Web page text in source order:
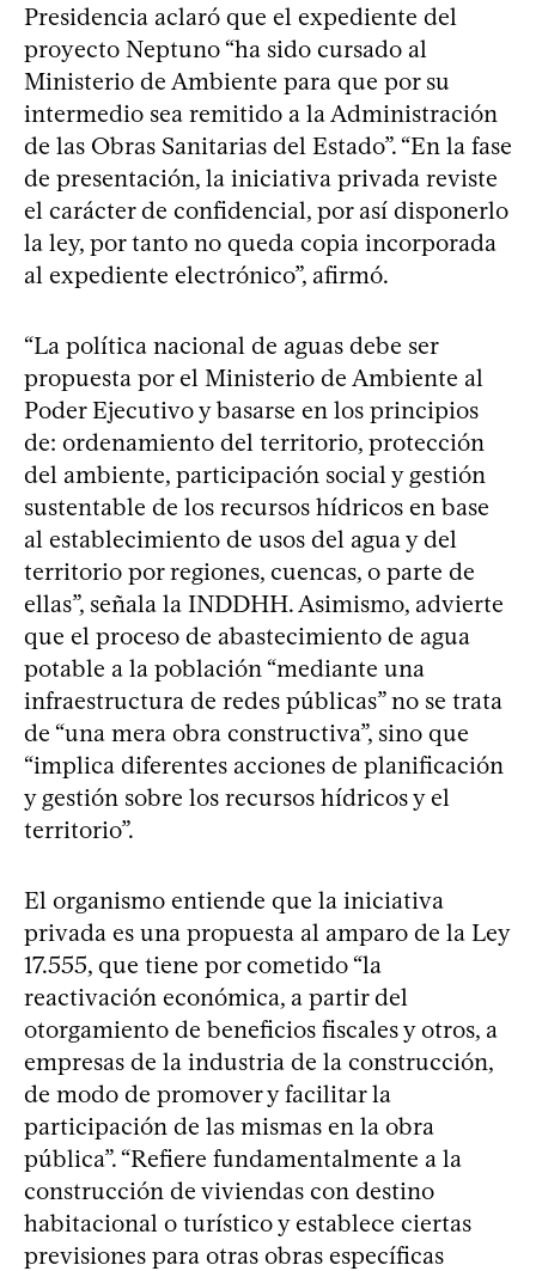
Presidencia aclaró que el expediente del
proyecto Neptuno “ha sido cursado al
Ministerio de Ambiente para que por su
intermedio sea remitido a la Administración
de las Obras Sanitarias del Estado”. “En la fase
de presentación, la iniciativa privada reviste
el carácter de confidencial, por así disponerlo
la ley, por tanto no queda copia incorporada
al expediente electrónico”, afirmó.
“La política nacional de aguas debe ser
propuesta por el Ministerio de Ambiente al
Poder Ejecutivo y basarse en los principios
de: ordenamiento del territorio, protección
del ambiente, participación social y gestión
sustentable de los recursos hídricos en base
al establecimiento de usos del agua y del
territorio por regiones, cuencas, o parte de
ellas”, señala la INDDHH. Asimismo, advierte
que el proceso de abastecimiento de agua
potable a la población “mediante una
infraestructura de redes públicas” no se trata
de “una mera obra constructiva”, sino que
“implica diferentes acciones de planificación
y gestión sobre los recursos hídricos y el
territorio”.
El organismo entiende que la iniciativa
privada es una propuesta al amparo de la Ley
17.555, que tiene por cometido “la
reactivación económica, a partir del
otorgamiento de beneficios fiscales y otros, a
empresas de la industria de la construcción,
de modo de promover y facilitar la
participación de las mismas en la obra
pública”. “Refiere fundamentalmente a la
construcción de viviendas con destino
habitacional o turístico y establece ciertas
previsiones para otras obras específicas